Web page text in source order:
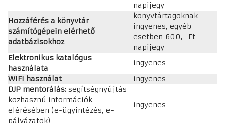
napijegy
Hozzáférés a könyvtár
számítógépein elérhető
adatbázisokhoz
könyvtártagoknak
ingyenes, egyéb
esetben 600,- Ft
napijegy
Elektronikus katalógus
használata
ingyenes
WIFI használat
ingyenes
DJP mentorálás: segítségnyújtás
közhasznú információk
elérésében (e-ügyintézés, e-
pályázatok)
ingyenes